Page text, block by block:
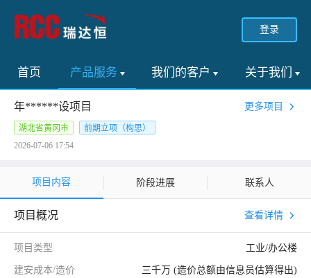
登录
首页 产品服务 我们的客户 关于我们
年******设项目 更多项目
湖北省黄冈市
前期立项（构思）
2026-07-06 17:54
项目内容 阶段进展 联系人
项目概况 查看详情
项目类型 工业/办公楼
建安成本/造价 三千万 (造价总额由信息员估算得出)